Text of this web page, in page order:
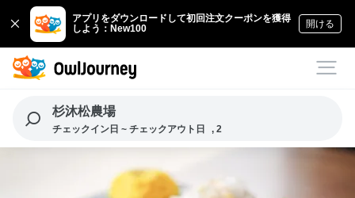
アプリをダウンロードして初回注文クーポンを獲得
しよう：New100
開ける
杉沐松農場
チェックイン日 ~ チェックアウト日 , 2